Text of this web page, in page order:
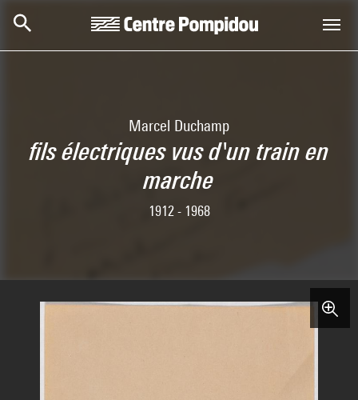
Marcel Duchamp
fils électriques vus d'un train en
marche
1912 - 1968